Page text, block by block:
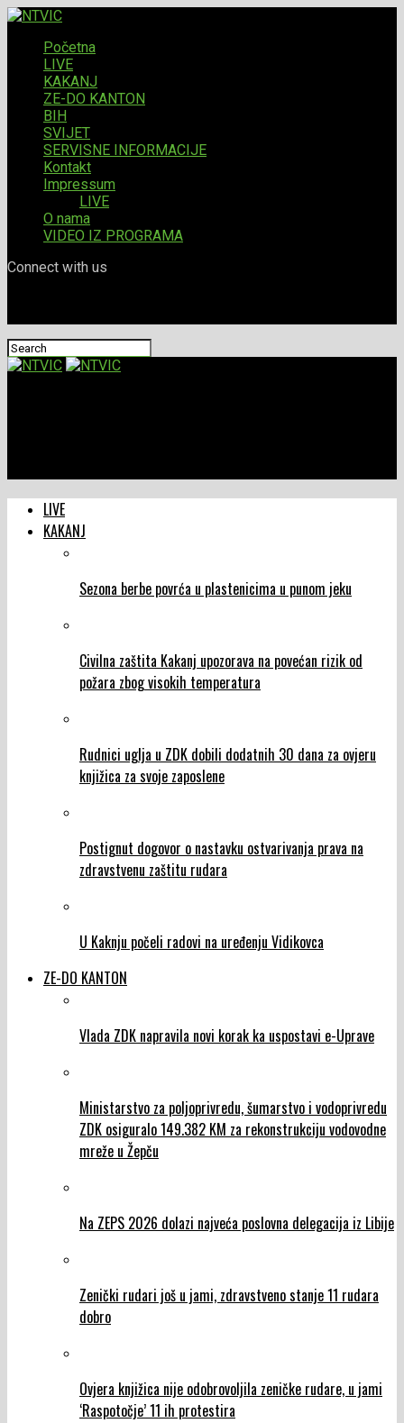
Početna
LIVE
KAKANJ
ZE-DO KANTON
BIH
SVIJET
SERVISNE INFORMACIJE
Kontakt
Impressum
LIVE
O nama
VIDEO IZ PROGRAMA
Connect with us
LIVE
KAKANJ
Sezona berbe povrća u plastenicima u punom jeku
Civilna zaštita Kakanj upozorava na povećan rizik od
požara zbog visokih temperatura
Rudnici uglja u ZDK dobili dodatnih 30 dana za ovjeru
knjižica za svoje zaposlene
Postignut dogovor o nastavku ostvarivanja prava na
zdravstvenu zaštitu rudara
U Kaknju počeli radovi na uređenju Vidikovca
ZE-DO KANTON
Vlada ZDK napravila novi korak ka uspostavi e-Uprave
Ministarstvo za poljoprivredu, šumarstvo i vodoprivredu
ZDK osiguralo 149.382 KM za rekonstrukciju vodovodne
mreže u Žepču
Na ZEPS 2026 dolazi najveća poslovna delegacija iz Libije
Zenički rudari još u jami, zdravstveno stanje 11 rudara
dobro
Ovjera knjižica nije odobrovoljila zeničke rudare, u jami
‘Raspotočje’ 11 ih protestira